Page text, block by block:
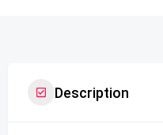
Description